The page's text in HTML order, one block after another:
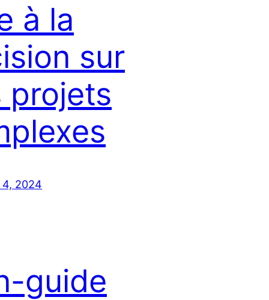
à la
sur
projets
4, 2024
guide